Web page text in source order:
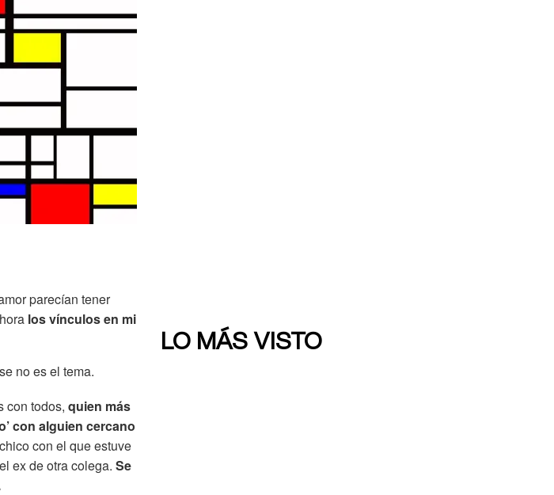
parecían tener
los vínculos en mi
no es el tema.
con todos, quien más
con alguien cercano
con el que estuve
ex de otra colega. Se
LO MÁS VISTO